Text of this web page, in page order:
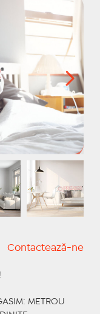
Contactează-ne
METROU